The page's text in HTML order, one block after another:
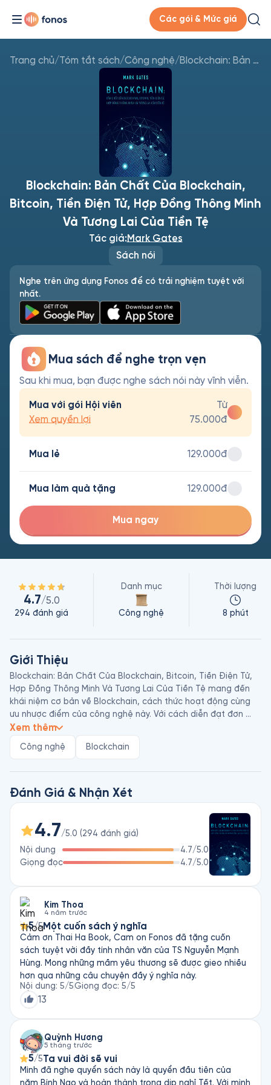
Các gói & Mức giá
Trang chủ/Tóm tắt sách/Công nghệ/ Blockchain: Bản Chất Của Blockchain, Bitcoin, Tiền Điện Tử, Hợp Đồng Thông Minh Và Tương Lai Của Tiền Tệ
Sách nói
Blockchain: Bản Chất Của Blockchain,
Bitcoin, Tiền Điện Tử, Hợp Đồng Thông Minh
Và Tương Lai Của Tiền Tệ
Tác giả:Mark Gates
Nghe trên ứng dụng Fonos để có trải nghiệm tuyệt vời
nhất.
Mua sách để nghe trọn vẹn
Sau khi mua, bạn được nghe sách nói này vĩnh viễn.
Mua với gói Hội viên
Xem quyền lợi
Từ
75.000đ
Mua lẻ 129.000đ
Mua làm quà tặng 129.000đ
Mua ngay
4.7/5.0
294 đánh giá
Danh mục
Công nghệ
Thời lượng
8 phút
Giới Thiệu
Blockchain: Bản Chất Của Blockchain, Bitcoin, Tiền Điện Tử,
Hợp Đồng Thông Minh Và Tương Lai Của Tiền Tệ mang đến
khái niệm cơ bản về Blockchain, cách thức hoạt động cùng
ưu nhược điểm của công nghệ này. Với cách diễn đạt đơn
giản, gần gũi, cuốn sách giúp người đọc dễ dàng nắm bắt
mọi mặt đời sống xã hội tương lai nhờ sức mạnh tiềm năng
nhiều người biết đến qua hai tác phẩm nổi bật là Blockchain:
Bản Chất Của Blockchain, Bitcoin, Tiền Điện Tử, Hợp Đồng
Thông Minh Và Tương Lai Của Tiền Tệ và BITCOIN – Bong
Bóng Tài Chính Hay Tương Lai Của Tiền Tệ. Ông đóng vai trò
quan trọng trong bức tranh công nghệ suốt hơn một thập kỷ.
Ông cũng đồng thời là người ủng hộ mạnh mẽ các công nghệ
dựa trên nền tảng Blockchain và tiền mã hóa. Chính vì không
ai thực sự biết về ông, Mark Gates trở thành một trong những
ẩn số thú vị của kỷ nguyên 4.0.
Xem thêm
Công nghệ Blockchain
Đánh Giá & Nhận Xét
4.7/5.0 (294 đánh giá)
Nội dung
4.7/5.0
Giọng đọc
4.7/5.0
Kim Thoa
4 năm trước
5/5 Một cuốn sách ý nghĩa
Cảm ơn Thai Ha Book, Cam on Fonos đã tặng cuốn
sách tuyệt vời đầy tính nhân văn của TS Nguyễn Mạnh
Hùng. Mong những mầm yêu thương sẽ được gieo nhiều
hơn qua những câu chuyện đầy ý nghĩa này.
Nội dung: 5/5Giọng đọc: 5/5
13
Quỳnh Hương
5 tháng trước
5/5Ta vui đời sẽ vui
Mình đã nghe quyển sách này là quyển đầu tiên của
năm Bính Ngọ và hoàn thành trong dịp nghỉ Tết. Với mình